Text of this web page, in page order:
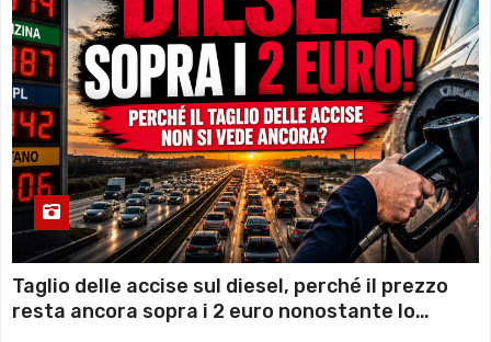
Taglio delle accise sul diesel, perché il prezzo
resta ancora sopra i 2 euro nonostante lo